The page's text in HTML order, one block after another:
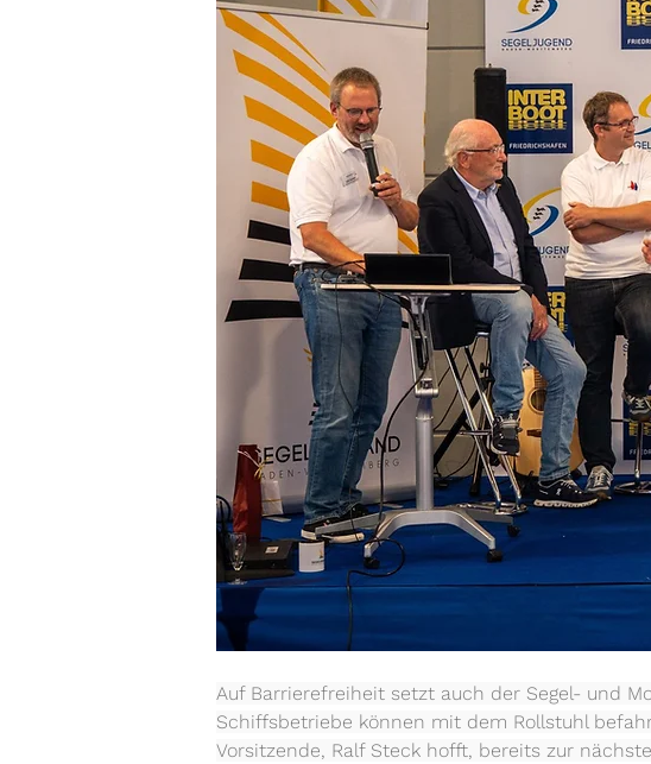
Auf Barrierefreiheit setzt auch der Segel- und
Schiffsbetriebe können mit dem Rollstuhl
Vorsitzende, Ralf Steck hofft, bereits zur